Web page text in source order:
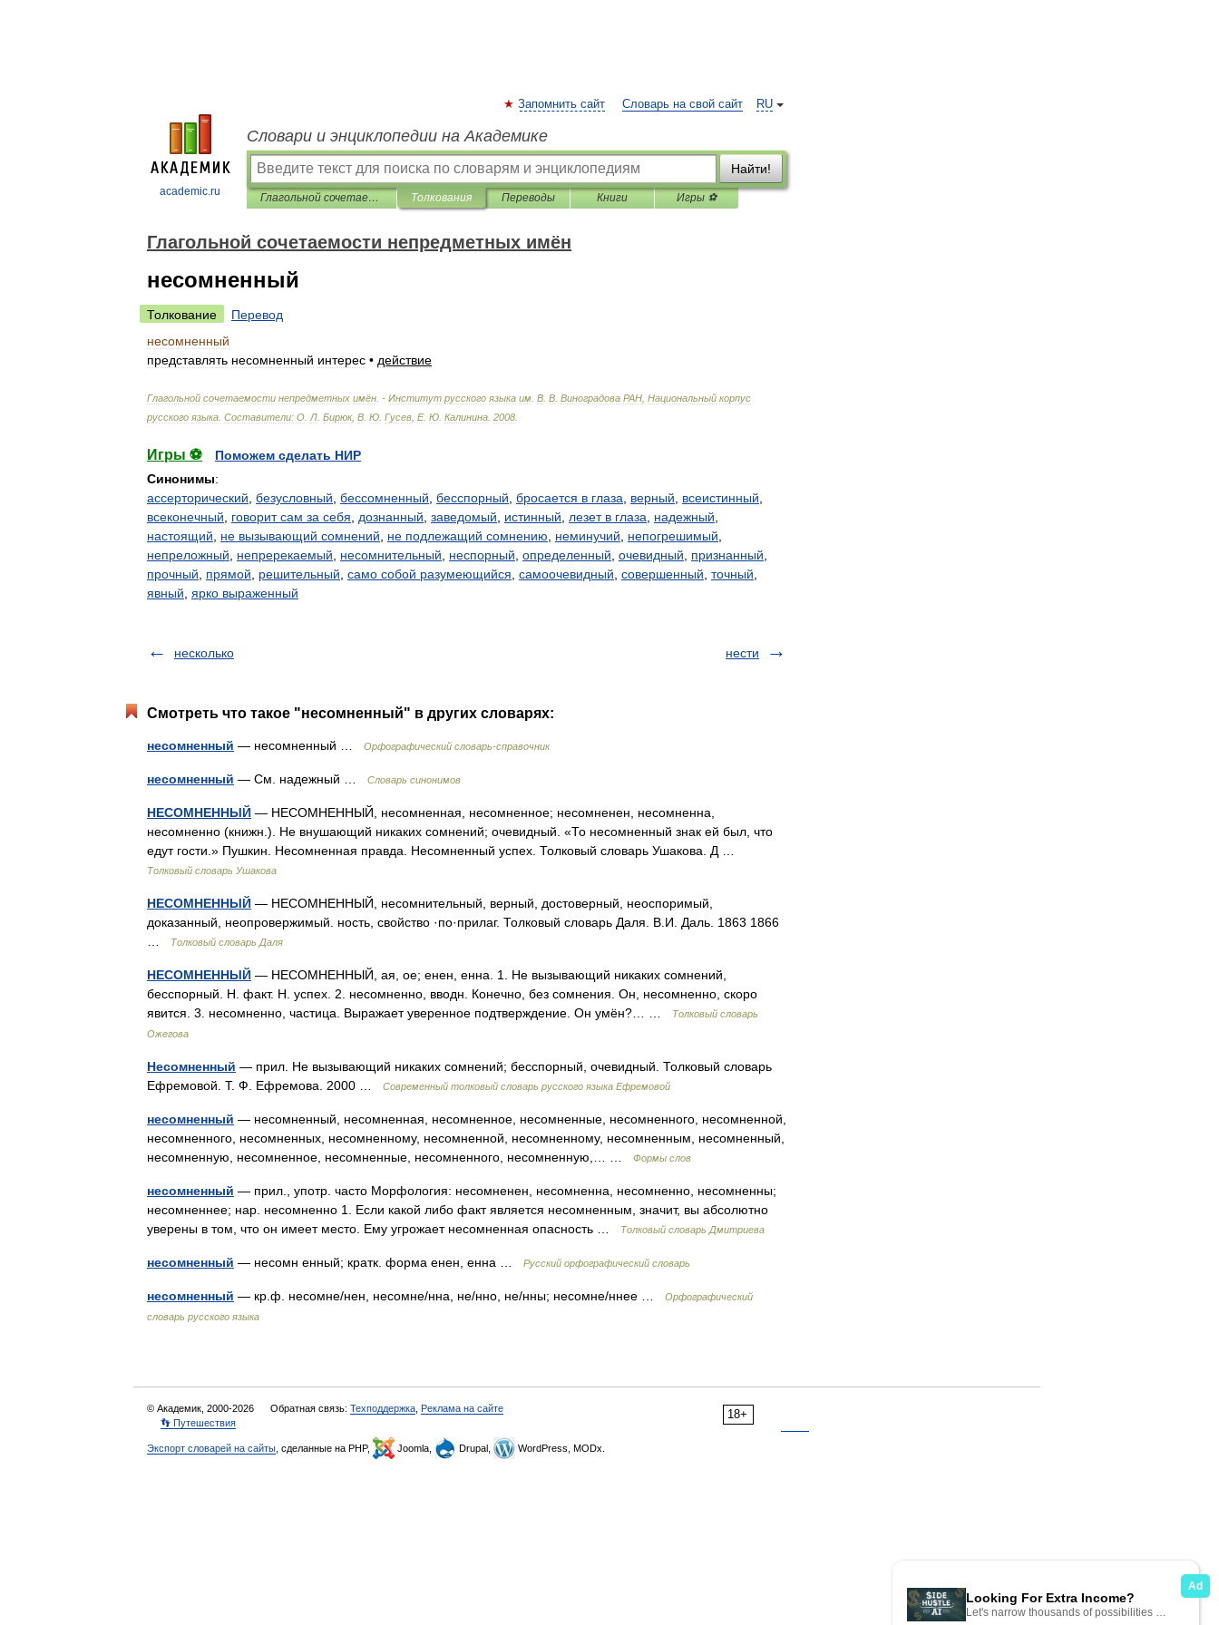
academic.ru
RU
Запомнить сайт Словарь на свой сайт
Словари и энциклопедии на Академике
Найти!
Глагольной сочетаемости непредметных имён Толкования Переводы Книги Игры ⚽
Глагольной сочетаемости непредметных имён
несомненный
Толкование
Перевод
несомненный
представлять несомненный интерес • действие
Глагольной сочетаемости непредметных имён . - Институт русского языка им В В Виноградова РАН Национальный корпус
русского языка Составители: О Л Бирюк, В Ю Гусев Е. Ю Калинина 2008
Игры ⚽
Поможем сделать НИР
Синонимы:
ассерторический безусловный бессомненный бесспорный бросается в глаза верный всеистинный
всеконечный
говорит сам за себя дознанный заведомый истинный лезет в глаза надежный
настоящий
не вызывающий сомнений не подлежащий сомнению неминучий непогрешимый
непреложный
непререкаемый несомнительный неспорный определенный очевидный признанный
прочный
прямой решительный само собой разумеющийся самоочевидный совершенный точный
явный ярко выраженный
несколько нести
Смотреть что такое "несомненный" в других словарях:
несомненный — несомненный … Орфографический словарь-справочник
несомненный — См. надежный … Словарь синонимов
НЕСОМНЕННЫЙ — НЕСОМНЕННЫЙ, несомненная, несомненное; несомненен, несомненна,
несомненно (книжн.). Не внушающий никаких сомнений; очевидный. «То несомненный знак ей был, что
едут гости.» Пушкин. Несомненная правда. Несомненный успех. Толковый словарь Ушакова. Д …
Толковый словарь Ушакова
НЕСОМНЕННЫЙ — НЕСОМНЕННЫЙ, несомнительный, верный, достоверный, неоспоримый,
доказанный, неопровержимый. ность, свойство ·по·прилаг. Толковый словарь Даля. В.И. Даль. 1863 1866
Толковый словарь Даля
НЕСОМНЕННЫЙ — НЕСОМНЕННЫЙ, ая, ое; енен, енна. 1. Не вызывающий никаких сомнений,
бесспорный. Н. факт. Н. успех. 2. несомненно, вводн. Конечно, без сомнения. Он, несомненно, скоро
явится. 3. несомненно, частица. Выражает уверенное подтверждение. Он умён?… …
Толковый словарь
Ожегова
Несомненный — прил. Не вызывающий никаких сомнений; бесспорный, очевидный. Толковый словарь
Ефремовой. Т. Ф. Ефремова. 2000 …
Современный толковый словарь русского языка Ефремовой
несомненный — несомненный, несомненная, несомненное, несомненные, несомненного, несомненной,
несомненного, несомненных, несомненному, несомненной, несомненному, несомненным, несомненный,
несомненную, несомненное, несомненные, несомненного, несомненную,… …
Формы слов
несомненный — прил., употр. часто Морфология: несомненен, несомненна, несомненно, несомненны;
несомненнее; нар. несомненно 1. Если какой либо факт является несомненным, значит, вы абсолютно
уверены в том, что он имеет место. Ему угрожает несомненная опасность …
Толковый словарь Дмитриева
несомненный — несомн енный; кратк. форма енен, енна … Русский орфографический словарь
несомненный — кр.ф. несомне/нен, несомне/нна, не/нно, не/нны; несомне/ннее …
Орфографический
словарь русского языка
18+
© Академик, 2000-2026 Обратная связь: Техподдержка Реклама на сайте
👣 Путешествия
Экспорт словарей на сайты , сделанные на PHP, Joomla, Drupal, WordPress, MODx.